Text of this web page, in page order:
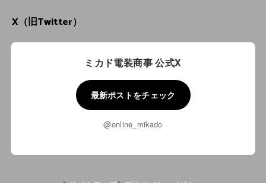
X（旧Twitter）
ミカド電装商事 公式X
最新ポストをチェック
@online_mikado